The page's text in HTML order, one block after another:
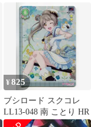
ターパック Royal
Holiday 10パック入BOX
2個セット まとめ売り
¥825
ブシロード スクコレ
LL13-048 南 ことり HR